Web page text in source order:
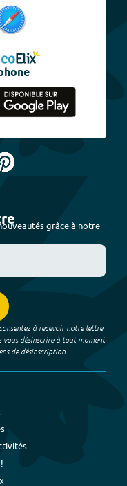
grâce à notre
à recevoir notre lettre
désinscrire à tout moment
de désinscription.